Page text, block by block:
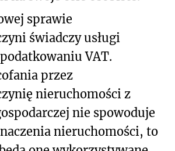
sprawie
świadczy usługi
VAT.
przez
nieruchomości z
nie spowoduje
nieruchomości, to